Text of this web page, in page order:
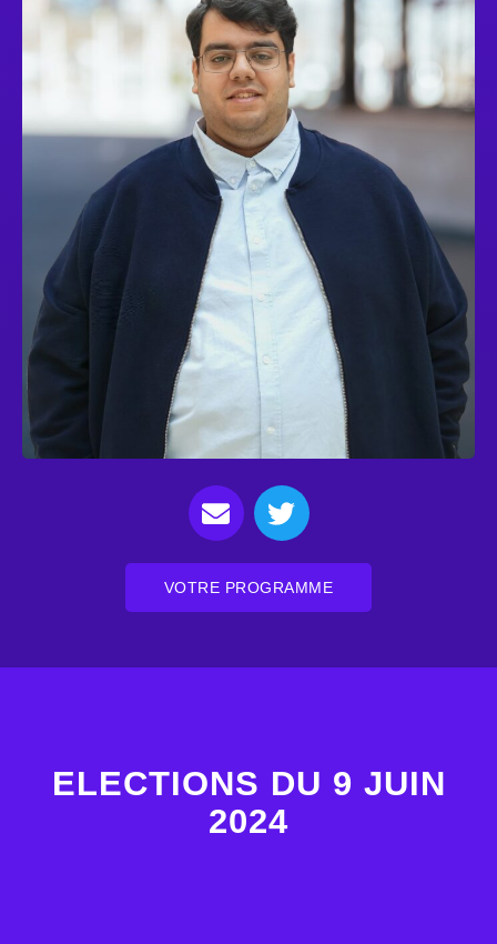
VOTRE PROGRAMME
ELECTIONS DU 9 JUIN
2024